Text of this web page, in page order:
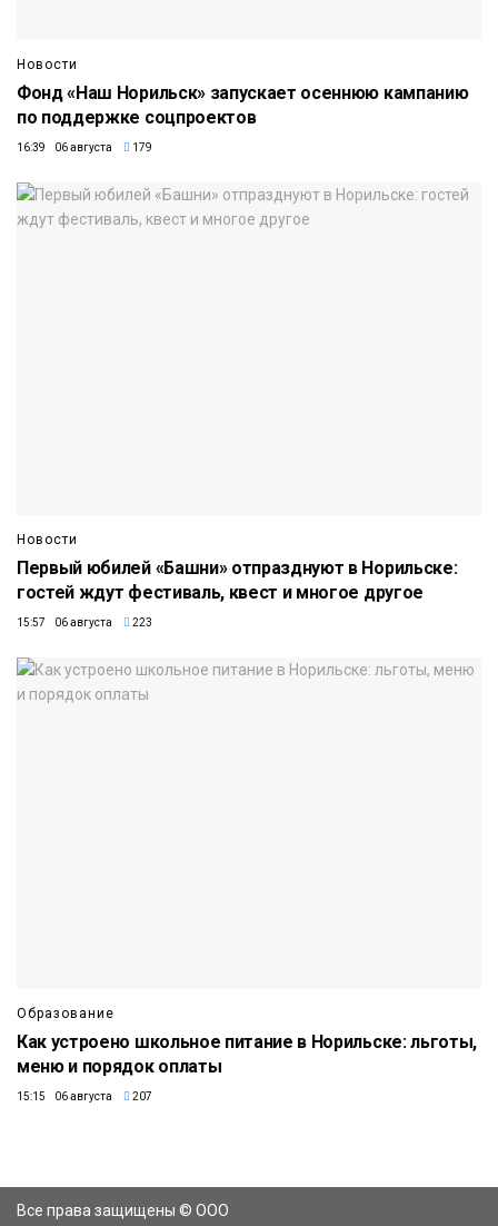
Новости
Фонд «Наш Норильск» запускает осеннюю кампанию
по поддержке соцпроектов
16:39 06 августа 179
Новости
Первый юбилей «Башни» отпразднуют в Норильске:
гостей ждут фестиваль, квест и многое другое
15:57 06 августа 223
Образование
Как устроено школьное питание в Норильске: льготы,
меню и порядок оплаты
15:15 06 августа 207
Все права защищены © ООО